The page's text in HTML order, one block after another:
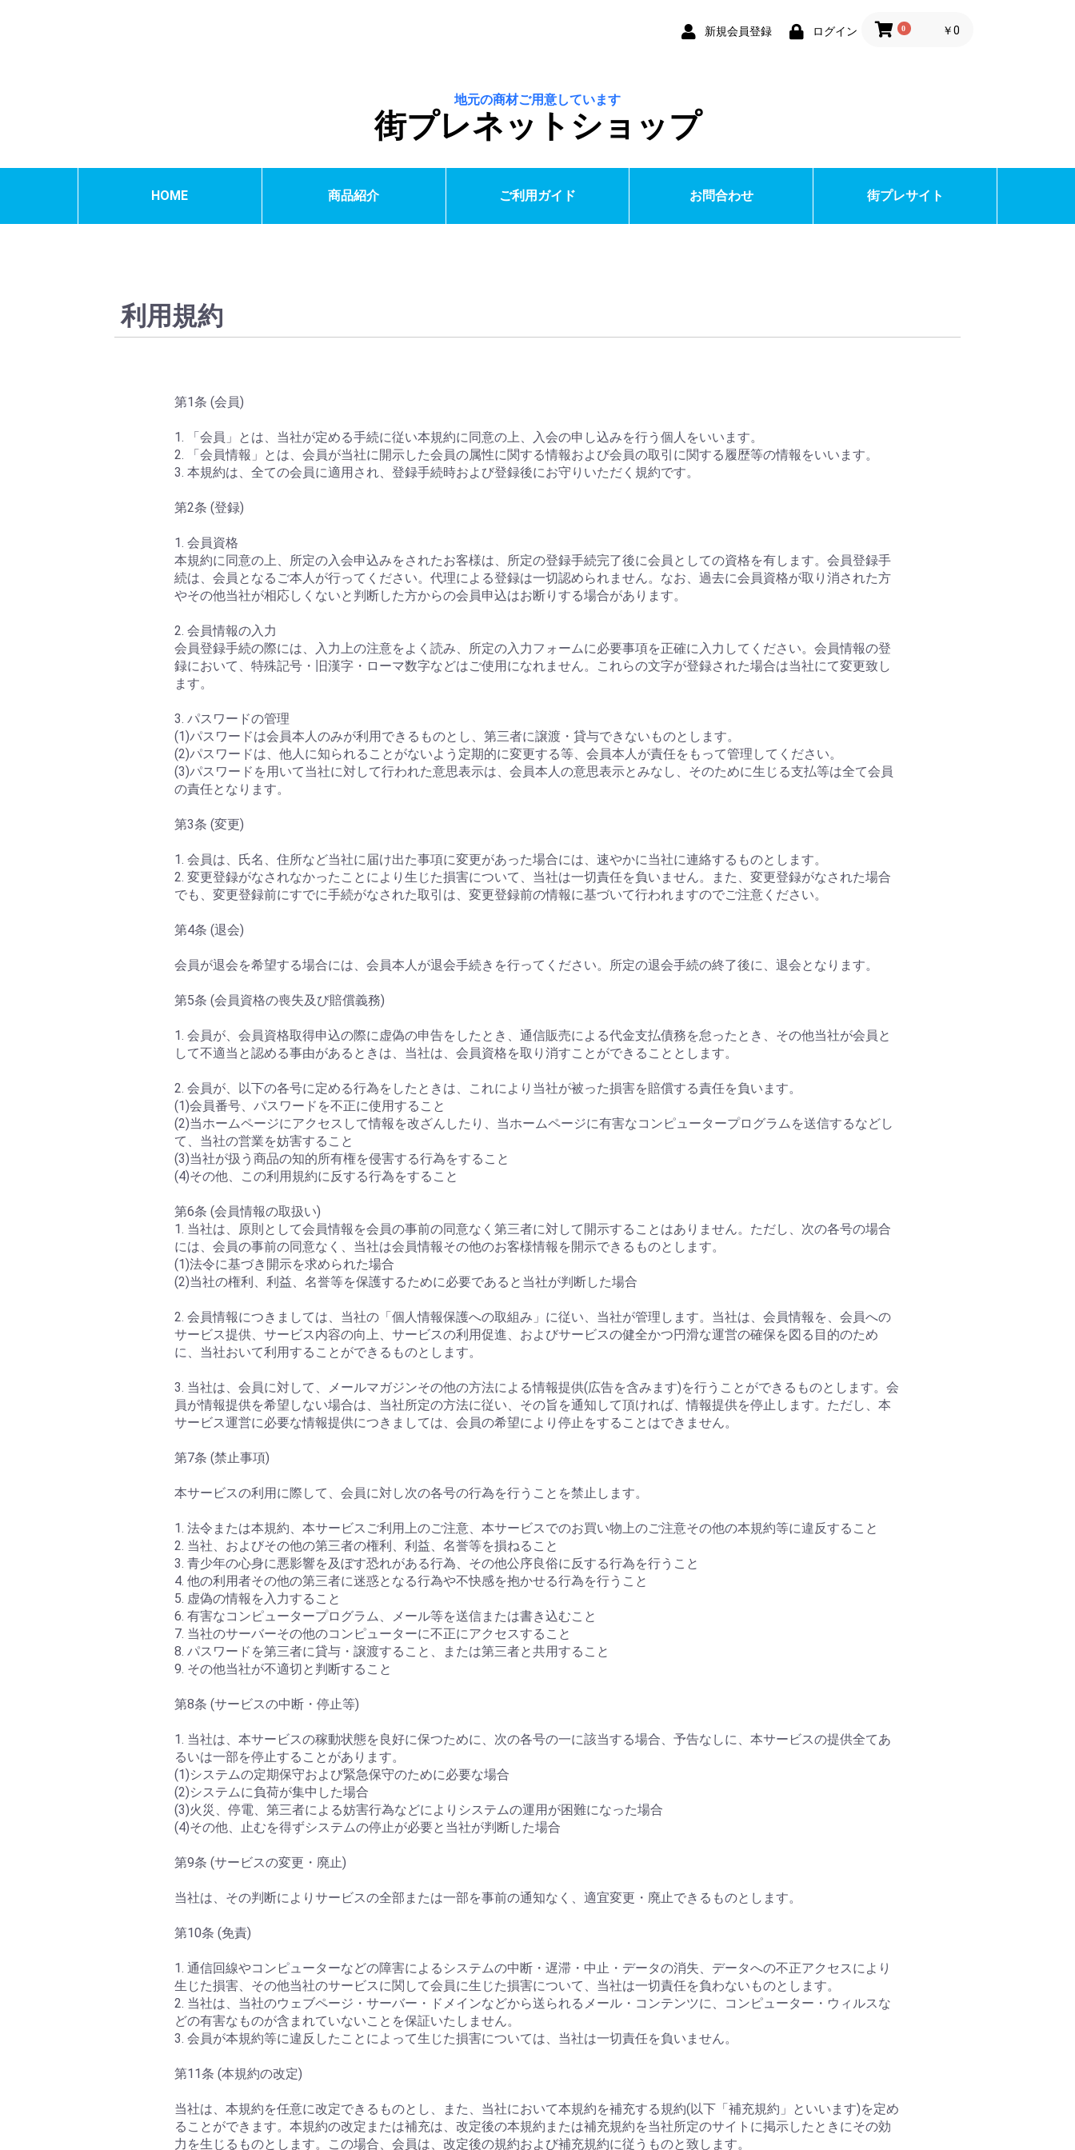
新規会員登録 ログイン 0 ￥0
地元の商材ご用意しています
街プレネットショップ
HOME 商品紹介 ご利用ガイド お問合わせ 街プレサイト
利用規約
第1条 (会員)
1. 「会員」とは、当社が定める手続に従い本規約に同意の上、入会の申し込みを行う個人をいいます。
2. 「会員情報」とは、会員が当社に開示した会員の属性に関する情報および会員の取引に関する履歴等の情報をいいます。
3. 本規約は、全ての会員に適用され、登録手続時および登録後にお守りいただく規約です。
第2条 (登録)
1. 会員資格
本規約に同意の上、所定の入会申込みをされたお客様は、所定の登録手続完了後に会員としての資格を有します。会員登録手
続は、会員となるご本人が行ってください。代理による登録は一切認められません。なお、過去に会員資格が取り消された方
やその他当社が相応しくないと判断した方からの会員申込はお断りする場合があります。
2. 会員情報の入力
会員登録手続の際には、入力上の注意をよく読み、所定の入力フォームに必要事項を正確に入力してください。会員情報の登
録において、特殊記号・旧漢字・ローマ数字などはご使用になれません。これらの文字が登録された場合は当社にて変更致し
ます。
3. パスワードの管理
(1)パスワードは会員本人のみが利用できるものとし、第三者に譲渡・貸与できないものとします。
(2)パスワードは、他人に知られることがないよう定期的に変更する等、会員本人が責任をもって管理してください。
(3)パスワードを用いて当社に対して行われた意思表示は、会員本人の意思表示とみなし、そのために生じる支払等は全て会員
の責任となります。
第3条 (変更)
1. 会員は、氏名、住所など当社に届け出た事項に変更があった場合には、速やかに当社に連絡するものとします。
2. 変更登録がなされなかったことにより生じた損害について、当社は一切責任を負いません。また、変更登録がなされた場合
でも、変更登録前にすでに手続がなされた取引は、変更登録前の情報に基づいて行われますのでご注意ください。
第4条 (退会)
会員が退会を希望する場合には、会員本人が退会手続きを行ってください。所定の退会手続の終了後に、退会となります。
第5条 (会員資格の喪失及び賠償義務)
1. 会員が、会員資格取得申込の際に虚偽の申告をしたとき、通信販売による代金支払債務を怠ったとき、その他当社が会員と
して不適当と認める事由があるときは、当社は、会員資格を取り消すことができることとします。
2. 会員が、以下の各号に定める行為をしたときは、これにより当社が被った損害を賠償する責任を負います。
(1)会員番号、パスワードを不正に使用すること
(2)当ホームページにアクセスして情報を改ざんしたり、当ホームページに有害なコンピュータープログラムを送信するなどし
て、当社の営業を妨害すること
(3)当社が扱う商品の知的所有権を侵害する行為をすること
(4)その他、この利用規約に反する行為をすること
第6条 (会員情報の取扱い)
1. 当社は、原則として会員情報を会員の事前の同意なく第三者に対して開示することはありません。ただし、次の各号の場合
には、会員の事前の同意なく、当社は会員情報その他のお客様情報を開示できるものとします。
(1)法令に基づき開示を求められた場合
(2)当社の権利、利益、名誉等を保護するために必要であると当社が判断した場合
2. 会員情報につきましては、当社の「個人情報保護への取組み」に従い、当社が管理します。当社は、会員情報を、会員への
サービス提供、サービス内容の向上、サービスの利用促進、およびサービスの健全かつ円滑な運営の確保を図る目的のため
に、当社おいて利用することができるものとします。
3. 当社は、会員に対して、メールマガジンその他の方法による情報提供(広告を含みます)を行うことができるものとします。会
員が情報提供を希望しない場合は、当社所定の方法に従い、その旨を通知して頂ければ、情報提供を停止します。ただし、本
サービス運営に必要な情報提供につきましては、会員の希望により停止をすることはできません。
第7条 (禁止事項)
本サービスの利用に際して、会員に対し次の各号の行為を行うことを禁止します。
1. 法令または本規約、本サービスご利用上のご注意、本サービスでのお買い物上のご注意その他の本規約等に違反すること
2. 当社、およびその他の第三者の権利、利益、名誉等を損ねること
3. 青少年の心身に悪影響を及ぼす恐れがある行為、その他公序良俗に反する行為を行うこと
4. 他の利用者その他の第三者に迷惑となる行為や不快感を抱かせる行為を行うこと
5. 虚偽の情報を入力すること
6. 有害なコンピュータープログラム、メール等を送信または書き込むこと
7. 当社のサーバーその他のコンピューターに不正にアクセスすること
8. パスワードを第三者に貸与・譲渡すること、または第三者と共用すること
9. その他当社が不適切と判断すること
第8条 (サービスの中断・停止等)
1. 当社は、本サービスの稼動状態を良好に保つために、次の各号の一に該当する場合、予告なしに、本サービスの提供全てあ
るいは一部を停止することがあります。
(1)システムの定期保守および緊急保守のために必要な場合
(2)システムに負荷が集中した場合
(3)火災、停電、第三者による妨害行為などによりシステムの運用が困難になった場合
(4)その他、止むを得ずシステムの停止が必要と当社が判断した場合
第9条 (サービスの変更・廃止)
当社は、その判断によりサービスの全部または一部を事前の通知なく、適宜変更・廃止できるものとします。
第10条 (免責)
1. 通信回線やコンピューターなどの障害によるシステムの中断・遅滞・中止・データの消失、データへの不正アクセスにより
生じた損害、その他当社のサービスに関して会員に生じた損害について、当社は一切責任を負わないものとします。
2. 当社は、当社のウェブページ・サーバー・ドメインなどから送られるメール・コンテンツに、コンピューター・ウィルスな
どの有害なものが含まれていないことを保証いたしません。
3. 会員が本規約等に違反したことによって生じた損害については、当社は一切責任を負いません。
第11条 (本規約の改定)
当社は、本規約を任意に改定できるものとし、また、当社において本規約を補充する規約(以下「補充規約」といいます)を定め
ることができます。本規約の改定または補充は、改定後の本規約または補充規約を当社所定のサイトに掲示したときにその効
力を生じるものとします。この場合、会員は、改定後の規約および補充規約に従うものと致します。